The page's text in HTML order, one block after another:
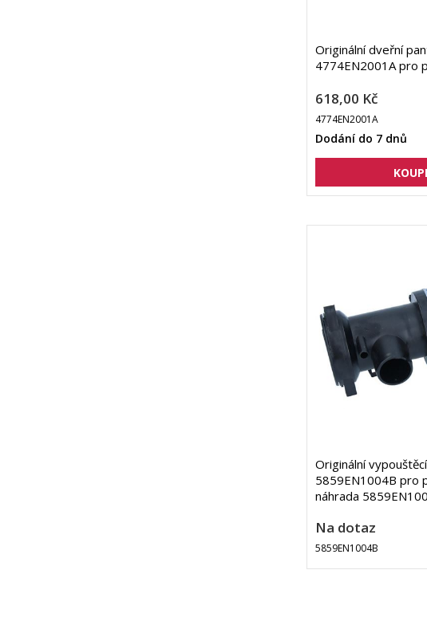
Originální dveřní
4774EN2001A pro
618,00 Kč
4774EN2001A
Dodání do 7 dnů
Originální
5859EN1004B pro
náhrada
Na dotaz
5859EN1004B